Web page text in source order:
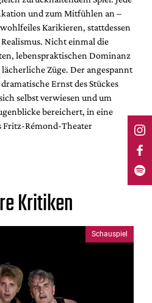
und zum Mitfühlen an –
Karikieren, stattdessen
Nicht einmal die
lebenspraktischen Dominanz
Züge. Der angespannt
Ernst des Stückes
selbst verwiesen und um
bereichert, in eine
Fritz-Rémond-Theater
Kritiken
Schauspiel